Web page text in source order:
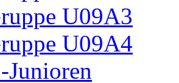
U09A3
U09A4
Junioren